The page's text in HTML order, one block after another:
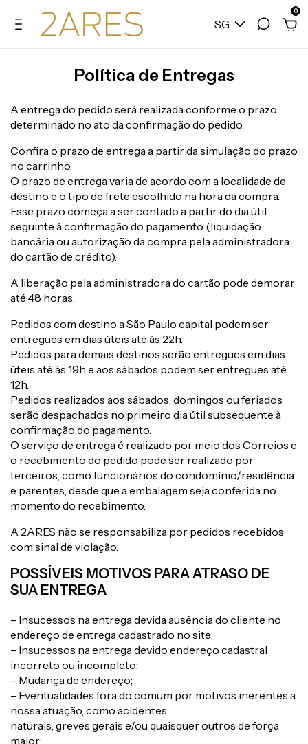
SG
0
Política de Entregas
A entrega do pedido será realizada conforme o prazo
determinado no ato da confirmação do pedido.
Confira o prazo de entrega a partir da simulação do prazo
no carrinho.
O prazo de entrega varia de acordo com a localidade de
destino e o tipo de frete escolhido na hora da compra.
Esse prazo começa a ser contado a partir do dia útil
seguinte à confirmação do pagamento (liquidação
bancária ou autorização da compra pela administradora
do cartão de crédito).
A liberação pela administradora do cartão pode demorar
até 48 horas.
Pedidos com destino a São Paulo capital podem ser
entregues em dias úteis até às 22h.
Pedidos para demais destinos serão entregues em dias
úteis até às 19h e aos sábados podem ser entregues até
12h.
Pedidos realizados aos sábados, domingos ou feriados
serão despachados no primeiro dia útil subsequente à
confirmação do pagamento.
O serviço de entrega é realizado por meio dos Correios e
o recebimento do pedido pode ser realizado por
terceiros, como funcionários do condomínio/residência
e parentes, desde que a embalagem seja conferida no
momento do recebimento.
A 2ARES não se responsabiliza por pedidos recebidos
com sinal de violação.
POSSÍVEIS MOTIVOS PARA ATRASO DE
SUA ENTREGA
– Insucessos na entrega devida ausência do cliente no
endereço de entrega cadastrado no site;
– Insucessos na entrega devido endereço cadastral
incorreto ou incompleto;
– Mudança de endereço;
– Eventualidades fora do comum por motivos inerentes a
nossa atuação, como acidentes
naturais, greves gerais e/ou quaisquer outros de força
maior;